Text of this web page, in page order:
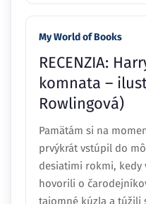
My World of Books
RECENZIA:
komnata –
Rowlingová)
Pamätám si na
prvýkrát vstúpil do
desiatimi rokmi, kedy
hovorili o
tajomné kúzla a túžili